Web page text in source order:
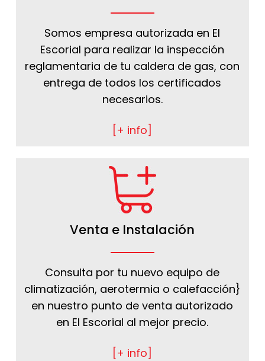
Somos empresa autorizada en El
Escorial para realizar la inspección
reglamentaria de tu caldera de gas, con
entrega de todos los certificados
necesarios.
[+ info]
Venta e Instalación
Consulta por tu nuevo equipo de
climatización, aerotermia o calefacción}
en nuestro punto de venta autorizado
en El Escorial al mejor precio.
[+ info]